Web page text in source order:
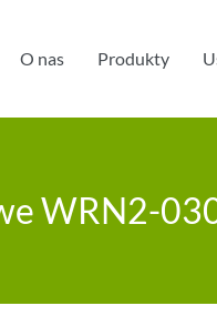
O nas Produkty
WRN2-